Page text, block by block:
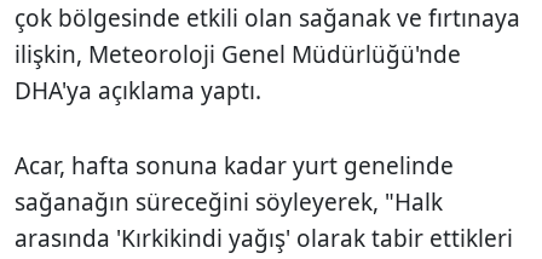
çok bölgesinde etkili olan sağanak ve fırtınaya
ilişkin, Meteoroloji Genel Müdürlüğü'nde
DHA'ya açıklama yaptı.
Acar, hafta sonuna kadar yurt genelinde
sağanağın süreceğini söyleyerek, "Halk
arasında 'Kırkikindi yağış' olarak tabir ettikleri